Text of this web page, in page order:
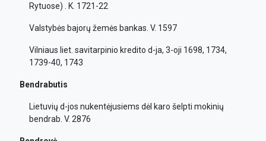
Rytuose) . K. 1721-22
Valstybės bajorų žemės bankas. V. 1597
Vilniaus liet. savitarpinio kredito d-ja, 3-oji 1698, 1734,
1739-40, 1743
Bendrabutis
Lietuvių d-jos nukentėjusiems dėl karo šelpti mokinių
bendrab. V. 2876